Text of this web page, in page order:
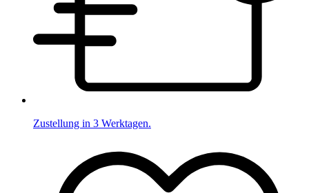
Zustellung in 3 Werktagen.